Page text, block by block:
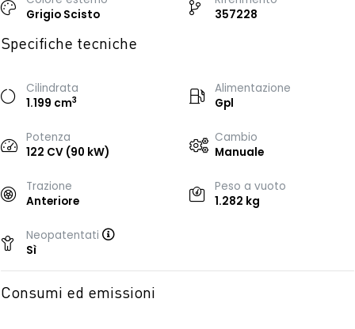
Grigio Scisto
357228
Specifiche tecniche
Cilindrata
1.199 cm3
Alimentazione
Gpl
Potenza
122 CV (90 kW)
Cambio
Manuale
Trazione
Anteriore
Peso a vuoto
1.282 kg
Neopatentati
Sì
Consumi ed emissioni